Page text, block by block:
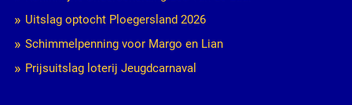
Uitslag optocht Ploegersland 2026
Schimmelpenning voor Margo en Lian
Prijsuitslag loterij Jeugdcarnaval